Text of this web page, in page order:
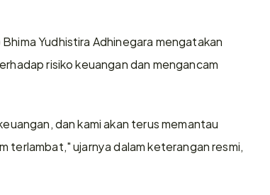
Yudhistira Adhinegara mengatakan
risiko keuangan dan mengancam
dan kami akan terus memantau
terlambat," ujarnya dalam keterangan resmi,